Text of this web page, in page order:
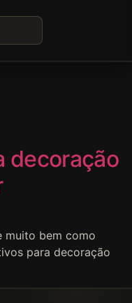
decoração
muito bem como
para decoração